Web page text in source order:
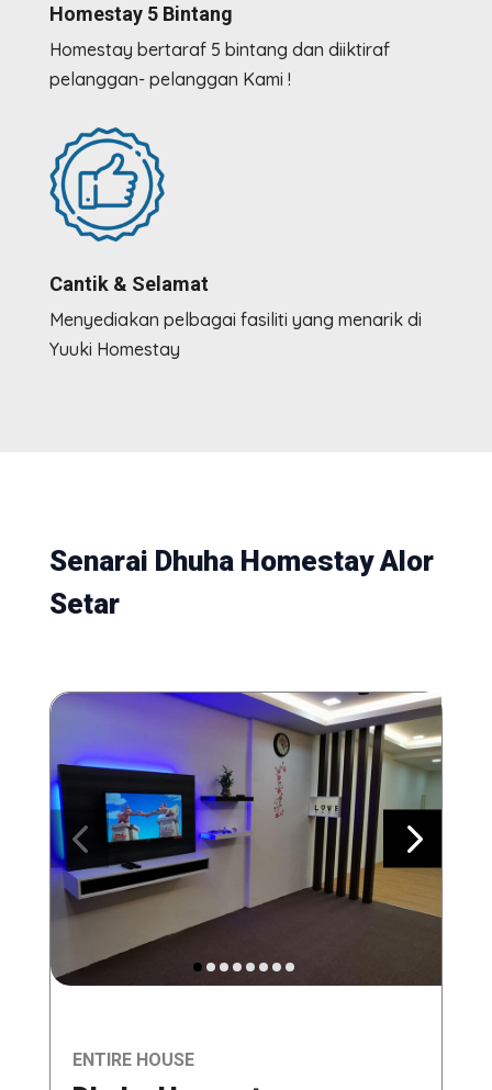
Homestay 5 Bintang
Homestay bertaraf 5 bintang dan diiktiraf
pelanggan- pelanggan Kami !
Cantik & Selamat
Menyediakan pelbagai fasiliti yang menarik di
Yuuki Homestay
Senarai Dhuha Homestay Alor
Setar
ENTIRE HOUSE